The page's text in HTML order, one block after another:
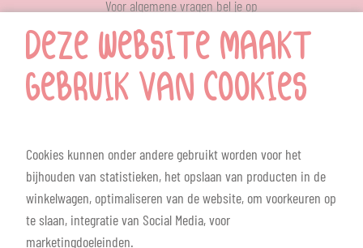
Voor algemene vragen bel je op
ons op werkdagen tussen 12.00 – 13.00 uur
024-6414709
MENU
Contact
Mamacafe
Ons team
Aanmelden
DEZE WEBSITE MAAKT
GEBRUIK VAN COOKIES
Cookies kunnen onder andere gebruikt worden voor het
bijhouden van statistieken, het opslaan van producten in de
winkelwagen, optimaliseren van de website, om voorkeuren op
te slaan, integratie van Social Media, voor
marketingdoeleinden.